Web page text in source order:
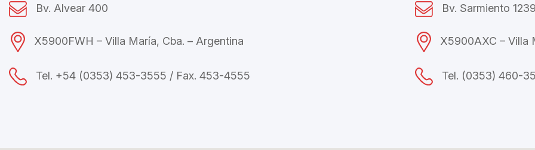
Bv. Alvear 400
X5900FWH – Villa María, Cba. – Argentina
Tel. +54 (0353) 453-3555 / Fax. 453-4555
Bv. Sarmiento
X5900AXC – Villa
Tel. (0353) 460-